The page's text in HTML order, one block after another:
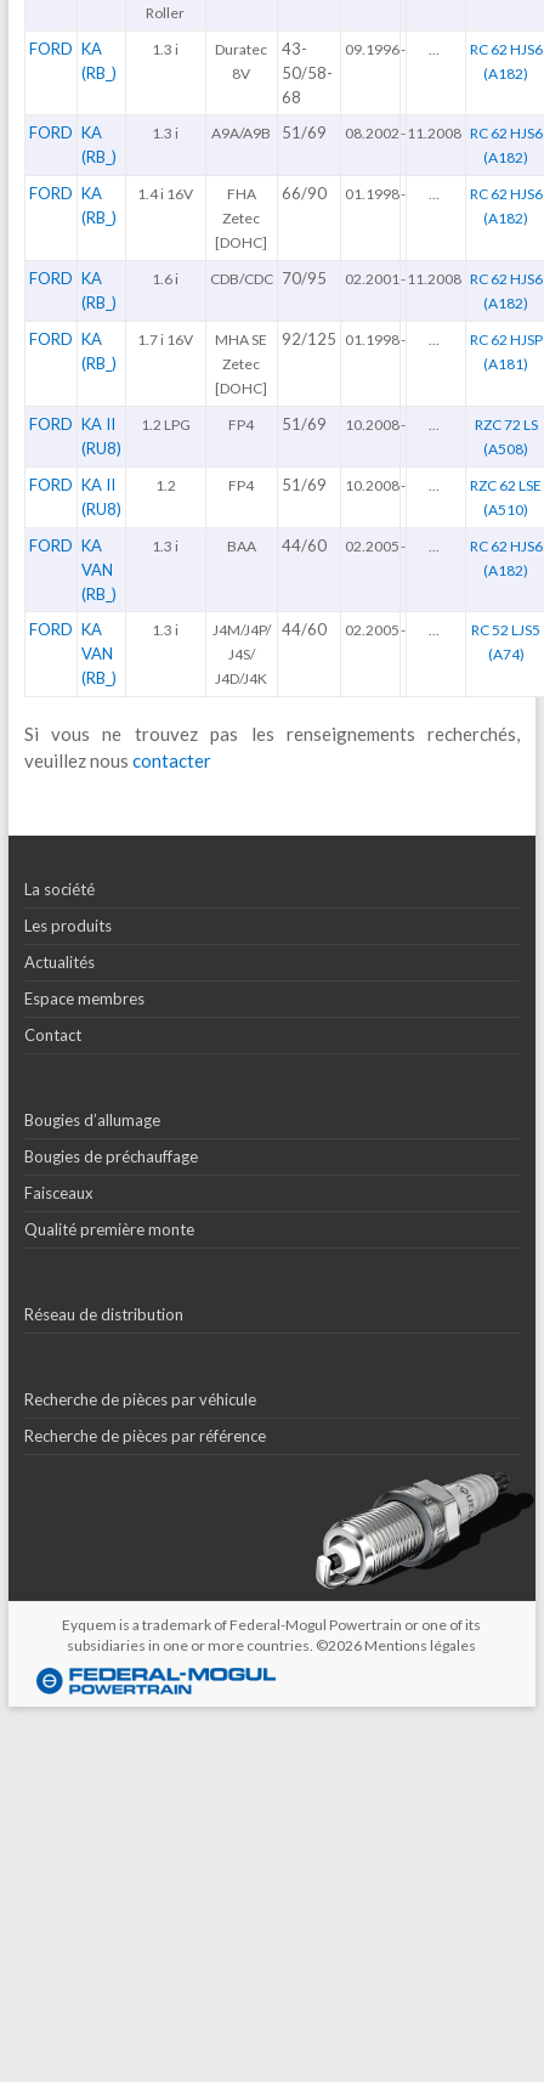
Roller
FORD KA
(RB_)
1.3 i
Duratec
8V
43-
50/58-
68
09.1996-
RC 62 HJS6
(A182)
FORD KA
(RB_)
1.3 i A9A/A9B 51/69 08.2002-11.2008 RC 62 HJS6
(A182)
FORD KA
(RB_)
1.4 i 16V
FHA
Zetec
[DOHC]
66/90 01.1998-
RC 62 HJS6
(A182)
FORD KA
(RB_)
1.6 i CDB/CDC 70/95 02.2001 -11.2008 RC 62 HJS6
(A182)
FORD KA
(RB_)
1.7 i 16V
MHA SE
Zetec
[DOHC]
92/125 01.1998-
RC 62 HJSP
(A181)
FORD KA II
(RU8)
1.2 LPG FP4 51/69 10.2008-
RZC 72 LS
(A508)
FORD KA II
(RU8)
1.2 FP4 51/69 10.2008-
RZC 62 LSE
(A510)
FORD KA
VAN
(RB_)
1.3 i BAA 44/60 02.2005-
RC 62 HJS6
(A182)
FORD KA
VAN
(RB_)
1.3 i
J4M/J4P/
J4S/
J4D/J4K
44/60 02.2005-
RC 52 LJS5
(A74)
Si vous ne trouvez pas les renseignements recherchés,
veuillez nous contacter
La société
Les produits
Actualités
Espace membres
Contact
Bougies d’allumage
Bougies de préchauffage
Faisceaux
Qualité première monte
Réseau de distribution
Recherche de pièces par véhicule
Recherche de pièces par référence
Eyquem is a trademark of Federal-Mogul Powertrain or one of its
subsidiaries in one or more countries. ©2026 Mentions légales